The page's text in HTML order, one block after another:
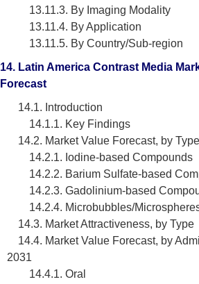
13.11.3. By Imaging Modality
13.11.4. By Application
13.11.5. By Country/Sub-region
14. Latin America Contrast Media
Forecast
14.1. Introduction
14.1.1. Key Findings
14.2. Market Value Forecast, by
14.2.1. Iodine-based Compounds
14.2.2. Barium Sulfate-based
14.2.3. Gadolinium-based
14.2.4. Microbubbles/
14.3. Market Attractiveness, by Type
14.4. Market Value Forecast, by
2031
14.4.1. Oral